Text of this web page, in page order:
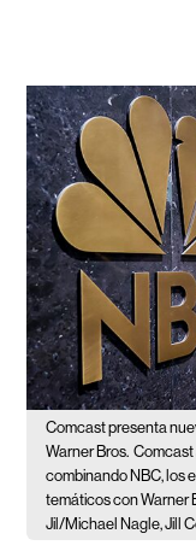
Comcast presenta
Warner Bros. Comcast
combinando NBC, los
temáticos con Warner
Jil/Michael Nagle, Jill